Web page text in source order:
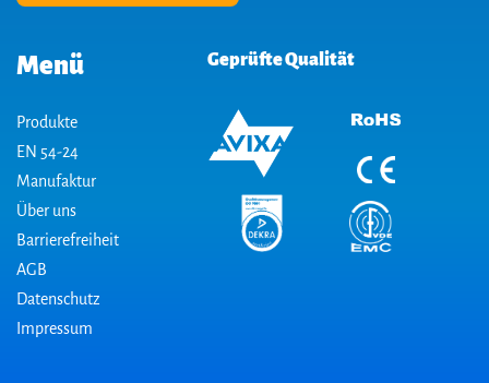
Menü
Produkte
EN 54-24
Manufaktur
Über uns
Barrierefreiheit
AGB
Datenschutz
Impressum
Geprüfte Qualität